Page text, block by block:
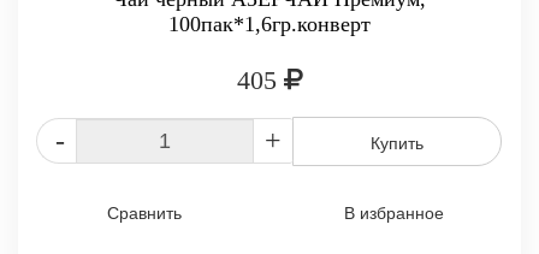
100пак*1,6гр.конверт
405
- + Купить
Сравнить В избранное